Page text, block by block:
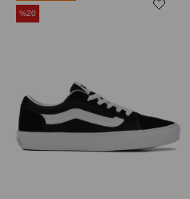
%20